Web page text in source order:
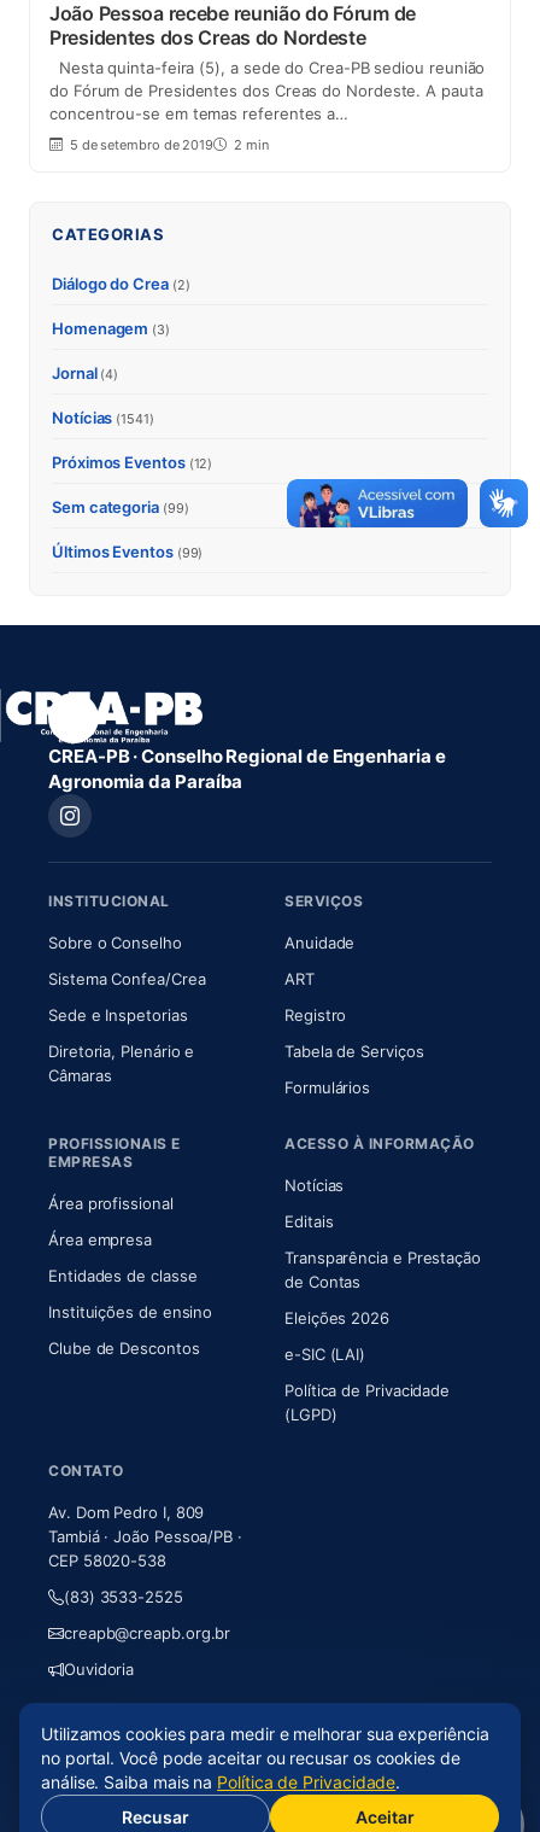
João Pessoa recebe reunião do Fórum de
Presidentes dos Creas do Nordeste
Nesta quinta-feira (5), a sede do Crea-PB sediou reunião
do Fórum de Presidentes dos Creas do Nordeste. A pauta
concentrou-se em temas referentes a…
5 de setembro de 2019 2 min
CATEGORIAS
Diálogo do Crea (2)
Homenagem (3)
Jornal (4)
Notícias (1541)
Próximos Eventos (12)
Sem categoria (99)
Últimos Eventos (99)
CREA-PB · Conselho Regional de Engenharia e
Agronomia da Paraíba
INSTITUCIONAL
Sobre o Conselho(abre em nova aba)
Sistema Confea/Crea(abre em nova aba)
Sede e Inspetorias
Diretoria, Plenário e
Câmaras(abre em nova aba)
SERVIÇOS
Anuidade
ART(abre em nova aba)
Registro
Tabela de Serviços
Formulários
PROFISSIONAIS E
EMPRESAS
Área profissional
Área empresa
Entidades de classe
Instituições de ensino
Clube de Descontos
ACESSO À INFORMAÇÃO
Notícias
Editais
Transparência e Prestação
de Contas
Eleições 2026
e-SIC (LAI)
Política de Privacidade
(LGPD)
CONTATO
Av. Dom Pedro I, 809
Tambiá · João Pessoa/PB ·
CEP 58020-538
(83) 3533-2525
creapb@creapb.org.br
Ouvidoria
© 2026 CREA-PB · Todos os direitos reservados
Acessibilidade
Mapa do site· LGPD
(abre em nova aba)
Utilizamos cookies para medir e melhorar sua experiência
no portal. Você pode aceitar ou recusar os cookies de
análise. Saiba mais na Política de Privacidade.
Recusar
Aceitar